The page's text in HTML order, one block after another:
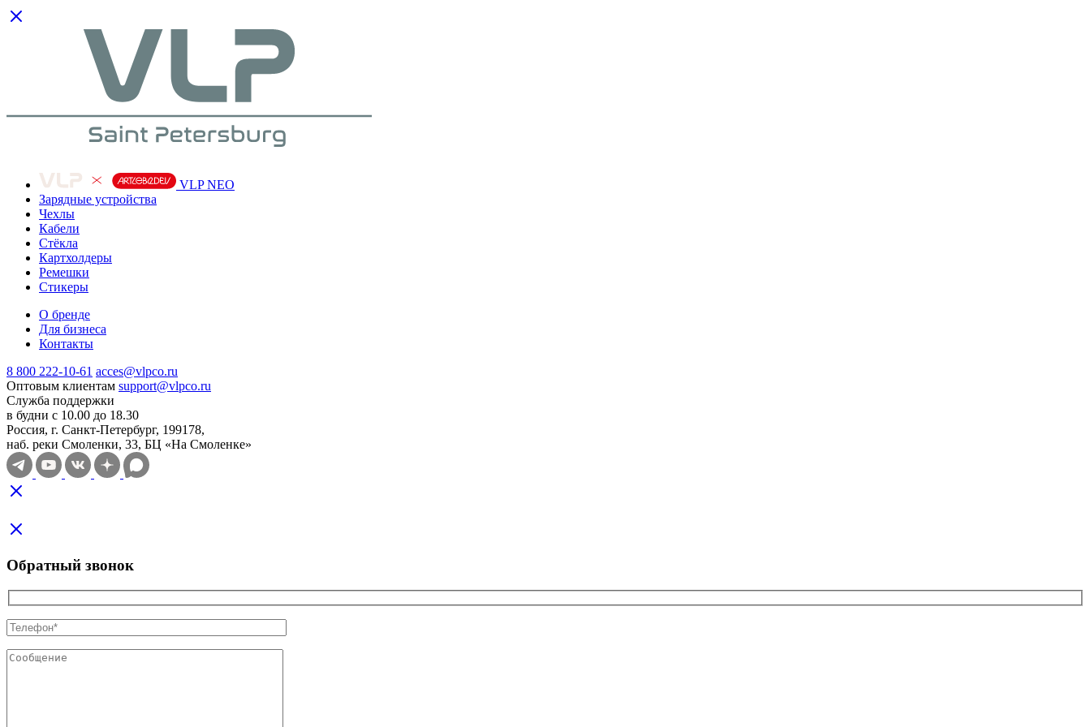
VLP NEO
Зарядные устройства
Чехлы
Кабели
Cтёкла
Картхолдеры
Ремешки
Стикеры
О бренде
Для бизнеса
Контакты
8 800 222-10-61 acces@vlpco.ru
Оптовым клиентам support@vlpco.ru
Служба поддержки
в будни с 10.00 до 18.30
Россия, г. Санкт-Петербург, 199178,
наб. реки Смоленки, 33, БЦ «На Смоленке»
Обратный звонок